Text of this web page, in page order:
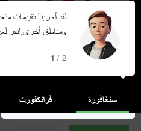
سنغافورة فرانكفورت
لقد أجرينا تقييمات
ومناطق أخرى.انقر
1 / 2